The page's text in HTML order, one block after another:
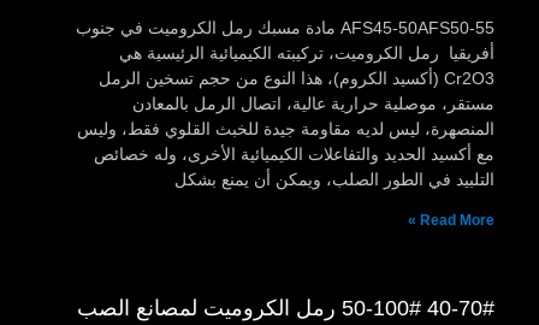
AFS45-50AFS50-55 مادة مسبك رمل الكروميت في جنوب
أفريقيا رمل الكروميت، تركيبته الكيميائية الرئيسية هي
Cr2O3 (أكسيد الكروم)، هذا النوع من حجم تسخين الرمل
مستقر، موصلية حرارية عالية، اتصال الرمل بالمعادن
المنصهرة، ليس لديه مقاومة جيدة للخبث القلوي فقط، وليس
مع أكسيد الحديد والتفاعلات الكيميائية الأخرى، وله خصائص
التلبيد في الطور الصلب، ويمكن أن يمنع بشكل
Read More »
40-70# 50-100# رمل الكروميت لمصانع الصب